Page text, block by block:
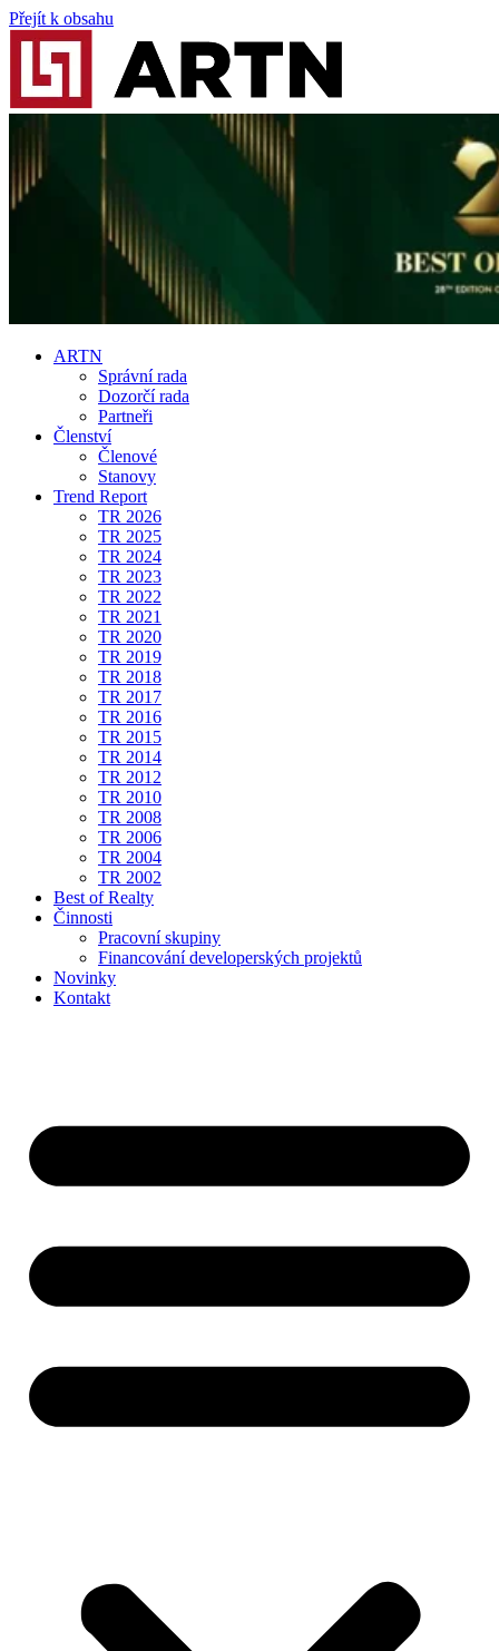
Přejít k obsahu
ARTN
Správní rada
Dozorčí rada
Partneři
Členství
Členové
Stanovy
Trend Report
TR 2026
TR 2025
TR 2024
TR 2023
TR 2022
TR 2021
TR 2020
TR 2019
TR 2018
TR 2017
TR 2016
TR 2015
TR 2014
TR 2012
TR 2010
TR 2008
TR 2006
TR 2004
TR 2002
Best of Realty
Činnosti
Pracovní skupiny
Financování developerských projektů
Novinky
Kontakt